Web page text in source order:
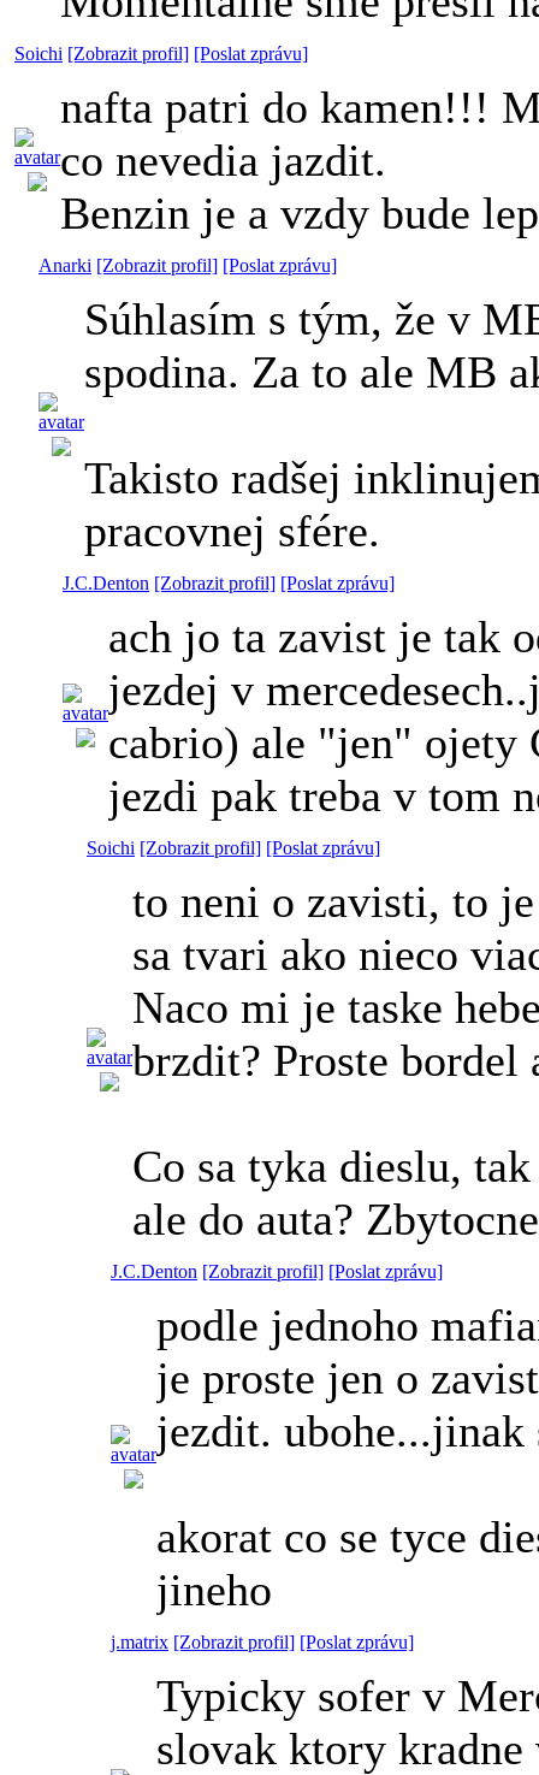
Soichi [Zobrazit profil] [Poslat zprávu]
nafta patri do kamen!!!
co nevedia jazdit.
Benzin je a vzdy bude
Anarki [Zobrazit profil] [Poslat zprávu]
Súhlasím s tým, že v
spodina. Za to ale MB
Takisto radšej
pracovnej sfére.
J.C.Denton [Zobrazit profil] [Poslat zprávu]
ach jo ta zavist je tak
jezdej v
cabrio) ale "jen" ojety
jezdi pak treba v tom
Soichi [Zobrazit profil] [Poslat zprávu]
to neni o zavisti, to
sa tvari ako nieco
Naco mi je taske
brzdit? Proste bordel
Co sa tyka dieslu,
ale do auta?
J.C.Denton [Zobrazit profil] [Poslat zprávu]
podle jednoho
je proste jen o
jezdit. ubohe...jinak
akorat co se tyce
jineho
j.matrix [Zobrazit profil] [Poslat zprávu]
Typicky sofer v
slovak ktory